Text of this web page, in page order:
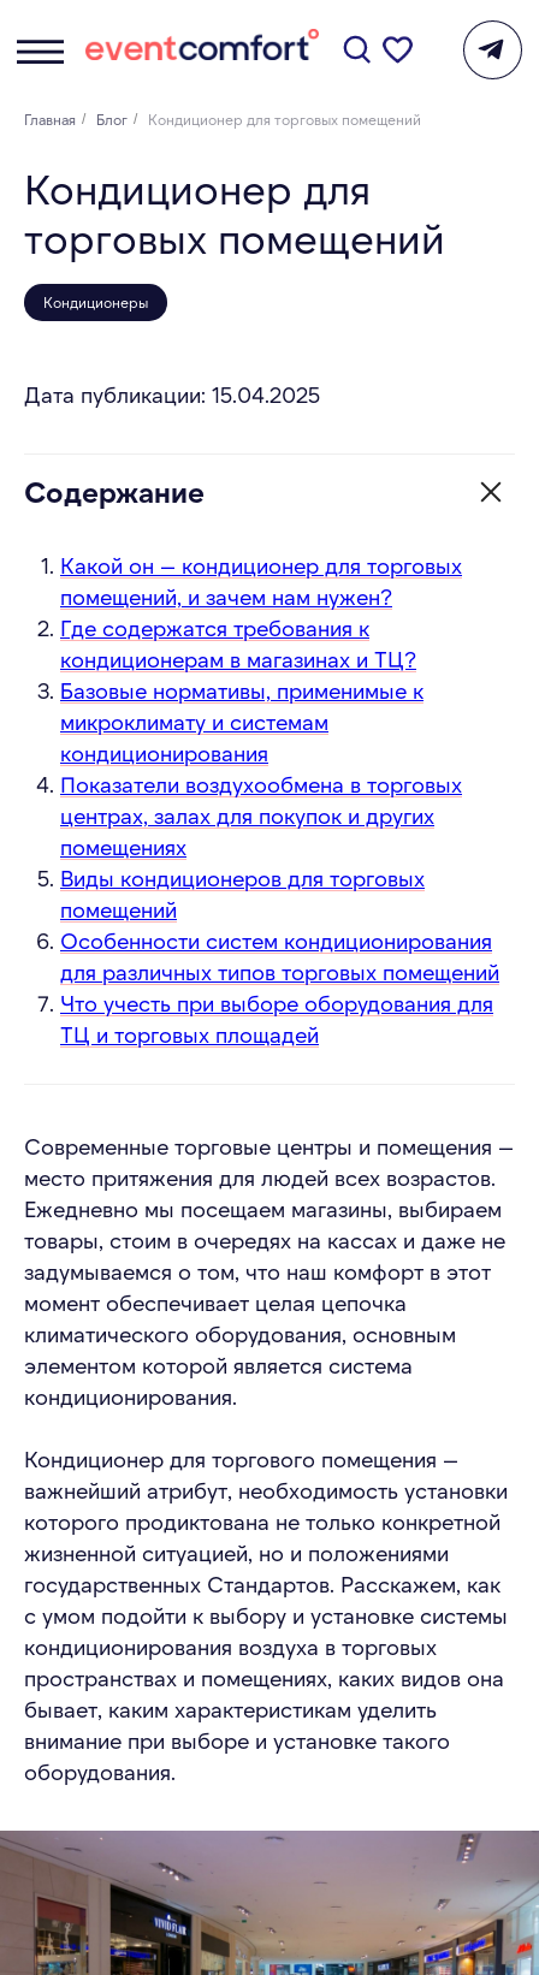
Главная / Блог / Кондиционер для торговых помещений
Кондиционер для
торговых помещений
Кондиционеры
Дата публикации: 15.04.2025
Содержание
Какой он — кондиционер для торговых
помещений, и зачем нам нужен?
Где содержатся требования к
кондиционерам в магазинах и ТЦ?
Базовые нормативы, применимые к
микроклимату и системам
кондиционирования
Показатели воздухообмена в торговых
центрах, залах для покупок и других
помещениях
Виды кондиционеров для торговых
помещений
Особенности систем кондиционирования
для различных типов торговых помещений
Что учесть при выборе оборудования для
ТЦ и торговых площадей
Современные торговые центры и помещения —
место притяжения для людей всех возрастов.
Ежедневно мы посещаем магазины, выбираем
товары, стоим в очередях на кассах и даже не
задумываемся о том, что наш комфорт в этот
момент обеспечивает целая цепочка
климатического оборудования, основным
элементом которой является система
кондиционирования.
Кондиционер для торгового помещения —
важнейший атрибут, необходимость установки
которого продиктована не только конкретной
жизненной ситуацией, но и положениями
государственных Стандартов. Расскажем, как
с умом подойти к выбору и установке системы
кондиционирования воздуха в торговых
пространствах и помещениях, каких видов она
бывает, каким характеристикам уделить
внимание при выборе и установке такого
оборудования.